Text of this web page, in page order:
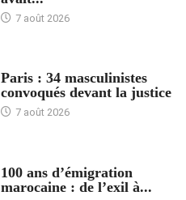
7 août 2026
Paris : 34 masculinistes
convoqués devant la justice
7 août 2026
100 ans d’émigration
marocaine : de l’exil à...